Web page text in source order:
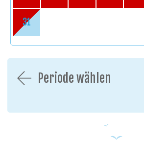
Privatgrundstück
Extras
31
Periode wählen